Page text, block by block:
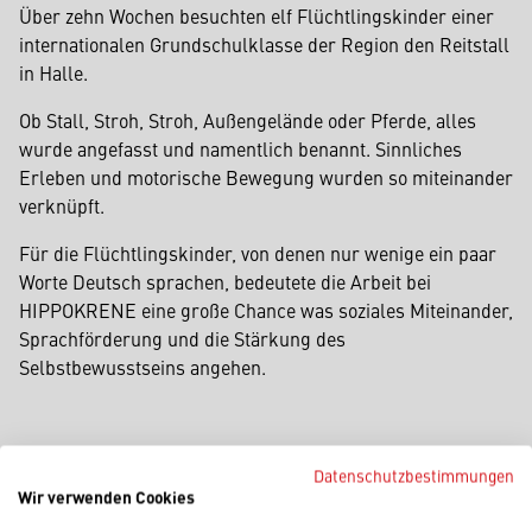
Über zehn Wochen besuchten elf Flüchtlingskinder einer
internationalen Grundschulklasse der Region den Reitstall
in Halle.
Ob Stall, Stroh, Stroh, Außengelände oder Pferde, alles
wurde angefasst und namentlich benannt. Sinnliches
Erleben und motorische Bewegung wurden so miteinander
verknüpft.
Für die Flüchtlingskinder, von denen nur wenige ein paar
Worte Deutsch sprachen, bedeutete die Arbeit bei
HIPPOKRENE eine große Chance was soziales Miteinander,
Sprachförderung und die Stärkung des
Selbstbewusstseins angehen.
Datenschutzbestimmungen
Wir verwenden Cookies